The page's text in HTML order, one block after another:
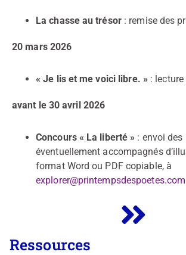
La chasse au trésor: remise des
20 mars 2026
« Je lis et me voici libre. »: lecture
avant le 30 avril 2026
Concours « La liberté » : envoi des
éventuellement accompagnés
format Word ou PDF copiable, à
explorer@printempsdespoetes.com
Ressources